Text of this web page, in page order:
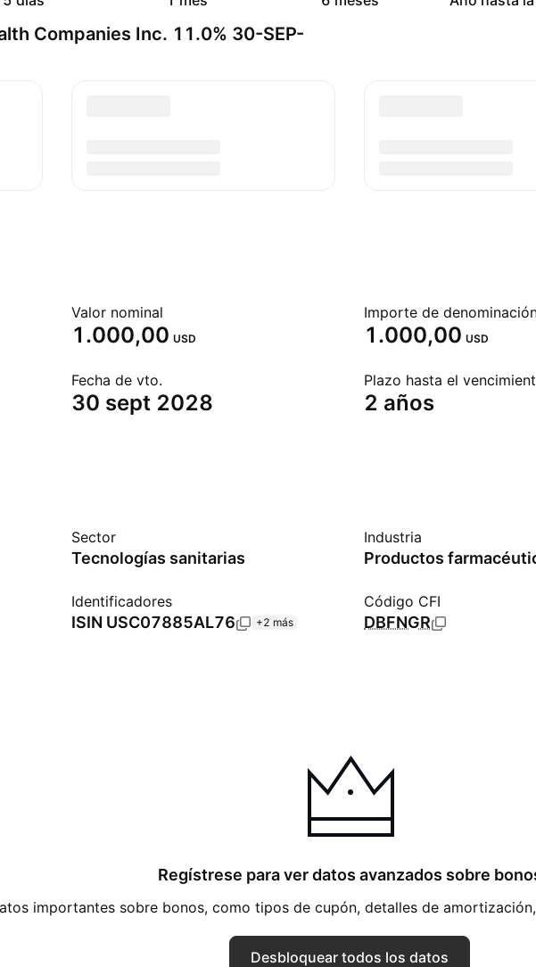
Companies Inc. 11.0% 30-SEP-
Valor nominal
1.000,00 USD
Importe de
1.000,00 USD
Fecha de vto.
30 sept 2028
Plazo hasta el
2 años
Sector
Tecnologías sanitarias
Industria
Productos
Identificadores
ISIN USC07885AL76 +2 más
Código CFI
DBFNGR
Regístrese para ver datos avanzados sobre
importantes sobre bonos, como tipos de cupón, detalles de
Desbloquear todos los datos